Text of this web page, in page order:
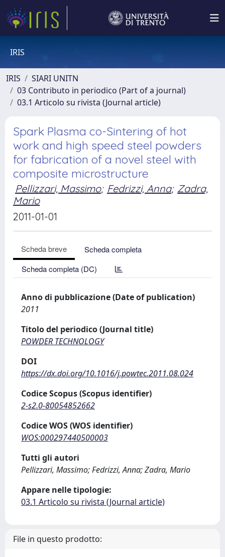
IRIS
IRIS
SIARI UNITN
03 Contributo in periodico (Part of a journal)
03.1 Articolo su rivista (Journal article)
Spark Plasma co-Sintering of hot
work and high speed steel powders
for fabrication of a novel steel with
composite microstructure
Pellizzari, Massimo; Fedrizzi, Anna; Zadra,
Mario
2011-01-01
Scheda breve
Scheda completa
Scheda completa (DC)
Anno di pubblicazione (Date of publication)
2011
Titolo del periodico (Journal title)
POWDER TECHNOLOGY
DOI
https://dx.doi.org/10.1016/j.powtec.2011.08.024
Codice Scopus (Scopus identifier)
2-s2.0-80054852662
Codice WOS (WOS identifier)
WOS:000297440500003
Tutti gli autori
Pellizzari, Massimo; Fedrizzi, Anna; Zadra, Mario
Appare nelle tipologie:
03.1 Articolo su rivista (Journal article)
File in questo prodotto: